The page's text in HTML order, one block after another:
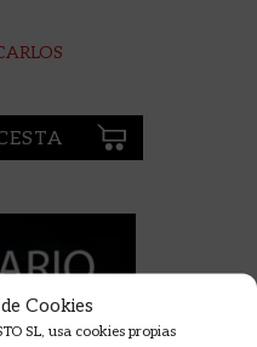
Cookies
SL, usa cookies propias